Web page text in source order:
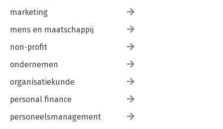
marketing
mens en maatschappij
non-profit
ondernemen
organisatiekunde
personal finance
personeelsmanagement